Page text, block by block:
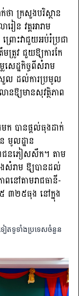
ា ក្រសួងបរិស្ថាន
ន វត្តអារាម
ះវាជួយអប់រំប្រជា
ត្រូវ ជួយឱ្យការកែ
េដ្ឋកិច្ចពីសំរាម
រួល ដល់ការប្រមូល
ឱ្យមានសុវត្ថិភាព
ក បានផ្តល់ធុងដាក់
លដ្ឋាន
ពជនភៀសសឹក។ តាម
សំរាម ឱ្យបានដល់
នៅតាមរាជធានី-
៣២៥ធុង នៅក្នុង
តទូទាំងប្រទេសចំនួន